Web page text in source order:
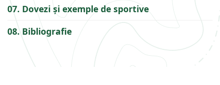
07. Dovezi și exemple de sportive
08. Bibliografie